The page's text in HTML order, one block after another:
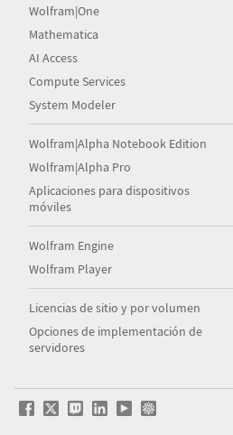
Wolfram|One
Mathematica
AI Access
Compute Services
System Modeler
Wolfram|Alpha Notebook Edition
Wolfram|Alpha Pro
Aplicaciones para dispositivos
móviles
Wolfram Engine
Wolfram Player
Licencias de sitio y por volumen
Opciones de implementación de
servidores